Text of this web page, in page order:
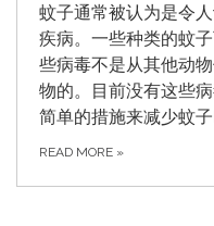
蚊子通常被认为是令
疾病。一些种类的蚊
些病毒不是从其他动
物的。目前没有这些
简单的措施来减少蚊
READ MORE »